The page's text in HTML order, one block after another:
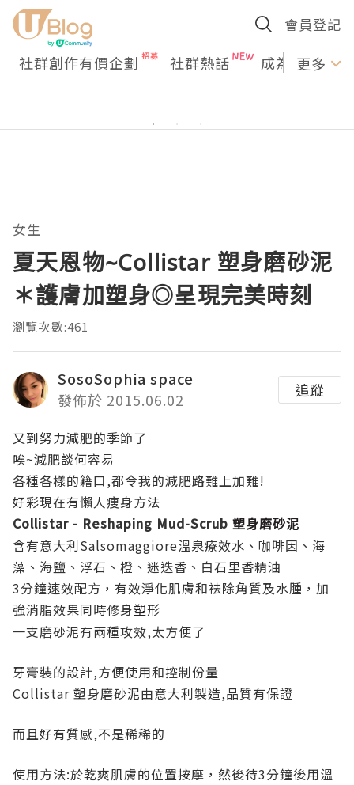
會員登記
社群創作有價企劃 社群熱話 成為U更多
女生
夏天恩物~Collistar 塑身磨砂泥
＊護膚加塑身◎呈現完美時刻
瀏覽次數:461
SosoSophia space
發佈於 2015.06.02
追蹤
又到努力減肥的季節了
唉~減肥談何容易
各種各樣的籍口,都令我的減肥路難上加難!
好彩現在有懶人痩身方法
Collistar - Reshaping Mud-Scrub 塑身磨砂泥
含有意大利Salsomaggiore溫泉療效水、咖啡因、海
藻、海鹽、浮石、橙、迷迭香、白石里香精油
3分鐘速效配方，有效淨化肌膚和袪除角質及水腫，加
強消脂效果同時修身塑形
一支磨砂泥有兩種攻效,太方便了
牙膏裝的設計,方便使用和控制份量
Collistar 塑身磨砂泥由意大利製造,品質有保證
而且好有質感,不是稀稀的
使用方法:於乾爽肌膚的位置按摩，然後待3分鐘後用溫